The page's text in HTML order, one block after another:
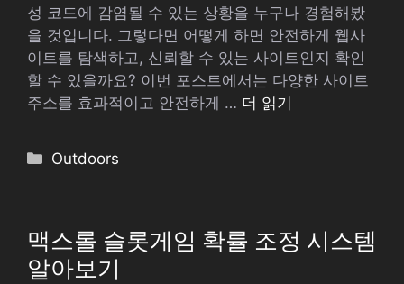
성 코드에 감염될 수 있는 상황을 누구나 경험해봤
을 것입니다. 그렇다면 어떻게 하면 안전하게 웹사
이트를 탐색하고, 신뢰할 수 있는 사이트인지 확인
할 수 있을까요? 이번 포스트에서는 다양한 사이트
주소를 효과적이고 안전하게 … 더 읽기
카
Outdoors
맥스롤 슬롯게임 확률 조정 시스템
알아보기